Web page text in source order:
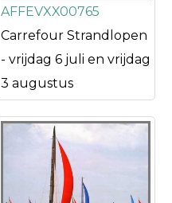
AFFEVXX00765
Carrefour Strandlopen
- vrijdag 6 juli en vrijdag
3 augustus